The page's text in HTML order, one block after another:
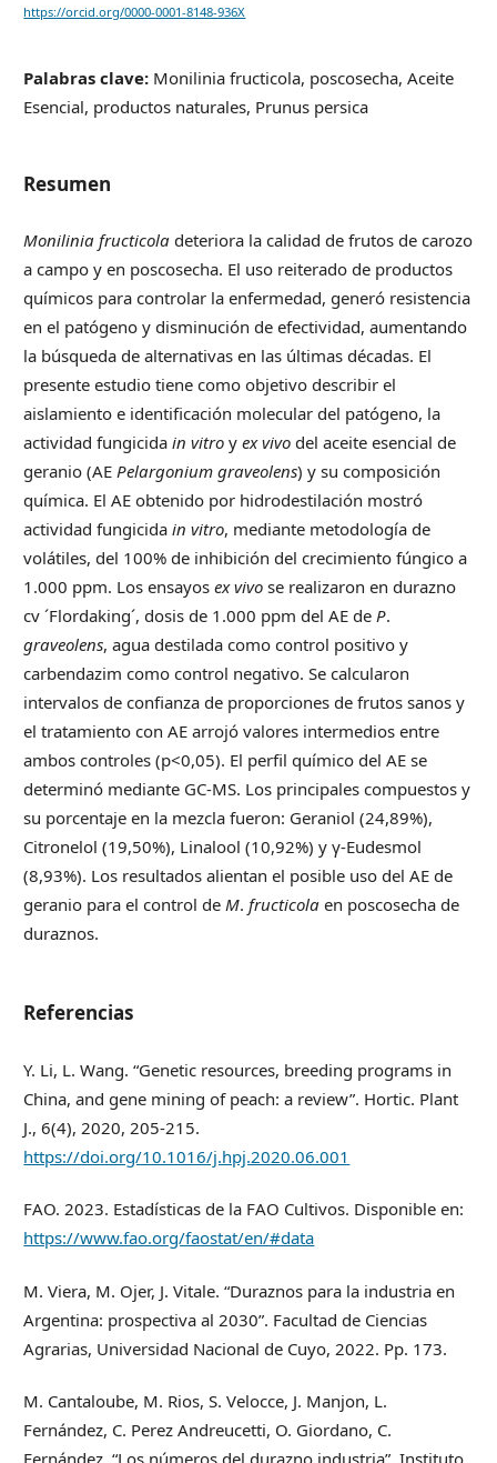
https://orcid.org/0000-0001-8148-936X
Palabras clave: Monilinia fructicola, poscosecha, Aceite
Esencial, productos naturales, Prunus persica
Resumen
Monilinia fructicoladeteriora la calidad de frutos de carozo
a campo y en poscosecha. El uso reiterado de productos
químicos para controlar la enfermedad, generó resistencia
en el patógeno y disminución de efectividad, aumentando
la búsqueda de alternativas en las últimas décadas. El
presente estudio tiene como objetivo describir el
aislamiento e identificación molecular del patógeno, la
actividad fungicidain vitro yex vivo del aceite esencial de
geranio (AEPelargonium graveolens) y su composición
química. El AE obtenido por hidrodestilación mostró
actividad fungicidain vitro, mediante metodología de
volátiles, del 100% de inhibición del crecimiento fúngico a
1.000 ppm. Los ensayosex vivo se realizaron en durazno
cv ´Flordaking´, dosis de 1.000 ppm del AE deP.
graveolens, agua destilada como control positivo y
carbendazim como control negativo. Se calcularon
intervalos de confianza de proporciones de frutos sanos y
el tratamiento con AE arrojó valores intermedios entre
ambos controles (p<0,05). El perfil químico del AE se
determinó mediante GC-MS. Los principales compuestos y
su porcentaje en la mezcla fueron: Geraniol (24,89%),
Citronelol (19,50%), Linalool (10,92%) y γ-Eudesmol
(8,93%). Los resultados alientan el posible uso del AE de
geranio para el control deM.fructicola en poscosecha de
duraznos.
Referencias
Y. Li, L. Wang. “Genetic resources, breeding programs in
China, and gene mining of peach: a review”. Hortic. Plant
J., 6(4), 2020, 205-215.
https://doi.org/10.1016/j.hpj.2020.06.001
FAO. 2023. Estadísticas de la FAO Cultivos. Disponible en:
https://www.fao.org/faostat/en/#data
M. Viera, M. Ojer, J. Vitale. “Duraznos para la industria en
Argentina: prospectiva al 2030”. Facultad de Ciencias
Agrarias, Universidad Nacional de Cuyo, 2022. Pp. 173.
M. Cantaloube, M. Rios, S. Velocce, J. Manjon, L.
Fernández, C. Perez Andreucetti, O. Giordano, C.
Fernández. “Los números del durazno industria”. Instituto